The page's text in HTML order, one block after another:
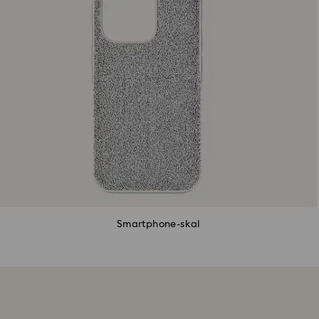
Smartphone-skal